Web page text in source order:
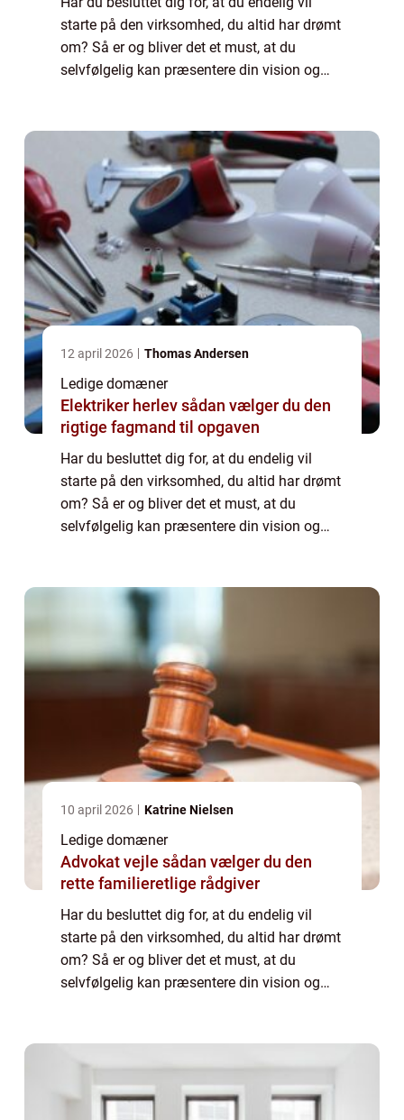
starte på den virksomhed, du altid har drømt
om? Så er og bliver det et must, at du
selvfølgelig kan præsentere din vision og
12 april 2026 Thomas Andersen
Ledige domæner
Elektriker herlev sådan vælger du den
rigtige fagmand til opgaven
Har du besluttet dig for, at du endelig vil
starte på den virksomhed, du altid har drømt
om? Så er og bliver det et must, at du
selvfølgelig kan præsentere din vision og
10 april 2026 Katrine Nielsen
Ledige domæner
Advokat vejle sådan vælger du den
rette familieretlige rådgiver
Har du besluttet dig for, at du endelig vil
starte på den virksomhed, du altid har drømt
om? Så er og bliver det et must, at du
selvfølgelig kan præsentere din vision og